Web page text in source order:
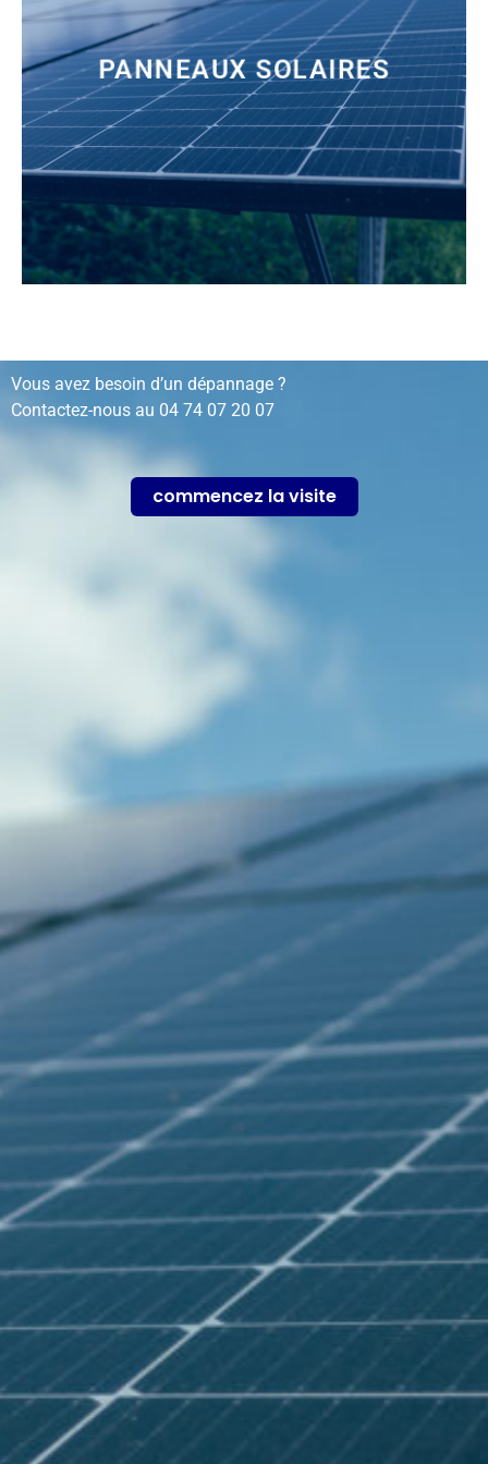
PANNEAUX SOLAIRES
installation, rénovation, dépannage…
Vous avez besoin d’un dépannage ?
Contactez-nous au 04 74 07 20 07
commencez la visite